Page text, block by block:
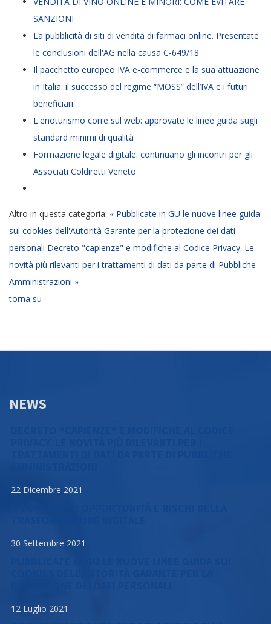
SANZIONI
La pubblicità di siti di vendita di farmaci online. Presentate
le conclusioni dell'AG nella causa C-649/18
Il pacchetto europeo IVA e-commerce e la sua attuazione
in Italia: il successo del regime “MOSS” dell’IVA e i futuri
beneficiari
L'enoturismo corre sul web: approvate le linee guida sugli
standard minimi di qualità
Formazione legale digitale: continuano gli incontri per gli
Associati Coldiretti Veneto
Altro in questa categoria: « Pubblicate in GU le nuove linee guida
sui cookies dell'Autorità Garante per la protezione dei dati
personali Decreto "capienze" e modifiche al Codice Privacy. Le
novità più rilevanti per i trattamenti di dati da parte di Pubbliche
Amministrazioni »
torna su
NEWS
22 Dicembre 2021
30 Settembre 2021
12 Luglio 2021